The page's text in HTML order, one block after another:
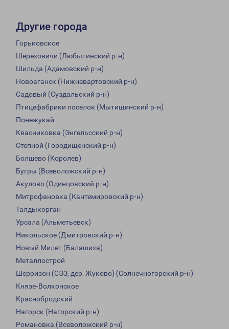
Другие города
Горьковское
Шереховичи (Любытинский р-н)
Шильда (Адамовский р-н)
Новоаганск (Нижневартовский р-н)
Садовый (Суздальский р-н)
Птицефабрики поселок (Мытищинский р-н)
Понежукай
Квасниковка (Энгельсский р-н)
Степной (Городищенский р-н)
Болшево (Королев)
Бугры (Всеволожский р-н)
Акулово (Одинцовский р-н)
Митрофановка (Кантемировский р-н)
Талдыкорган
Урсала (Альметьевск)
Никольское (Дмитровский р-н)
Новый Милет (Балашиха)
Металлострой
Шерризон (СЭЗ, дер. Жуково) (Солнечногорский р-н)
Князе-Волконское
Краснобродский
Нагорск (Нагорский р-н)
Романовка (Всеволожский р-н)